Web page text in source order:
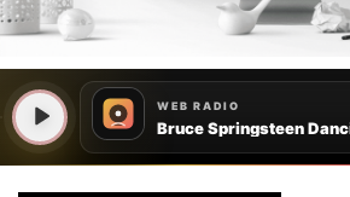
ACONTECEU...VIROU MANCHETE!
BLOGS & COLUNAS
AGÊNCIA DE NOTÍCIAS